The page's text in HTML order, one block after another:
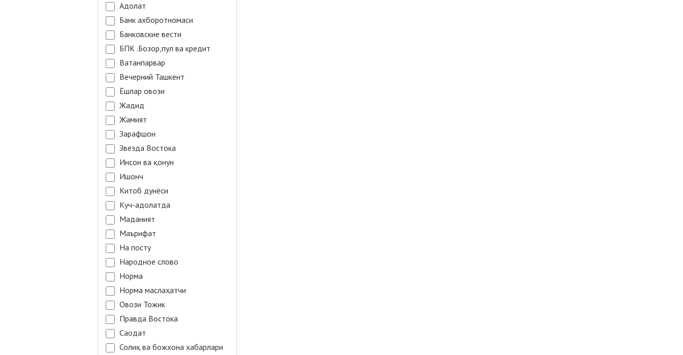
Адолат
Банк ахборотномаси
Банковские вести
БПК .Бозор,пул ва кредит
Ватанпарвар
Вечерний Ташкент
Ёшлар овози
Жадид
Жамият
Зарафшон
Звезда Востока
Инсон ва қонун
Ишонч
Китоб дунёси
Куч-адолатда
Маданият
Маърифат
На посту
Народное слово
Норма
Норма маслаҳатчи
Овози Тожик
Правда Востока
Саодат
Солиқ ва божхона хабарлари